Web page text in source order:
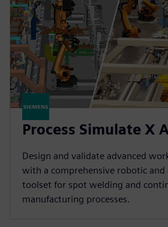
Process Simulate X
Design and validate advanced
with a comprehensive robotic
toolset for spot welding and
manufacturing processes.